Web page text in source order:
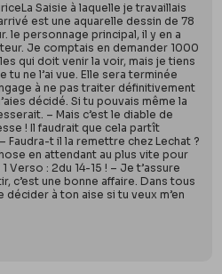
Saisie à laquelle je travaillais
est une aquarelle dessin de 78
le personnage principal, il y en a
Je comptais en demander 1000
qui doit venir la voir, mais je tiens
tu ne l’ai vue. Elle sera terminée
à ne pas traiter définitivement
décidé. Si tu pouvais même la
– Mais c’est le diable de
! Il faudrait que cela partît
Faudra-t il la remettre chez Lechat ?
en attendant au plus vite pour
Verso : 2du 14-15 ! – Je t’assure
c’est une bonne affaire. Dans tous
à ton aise si tu veux m’en